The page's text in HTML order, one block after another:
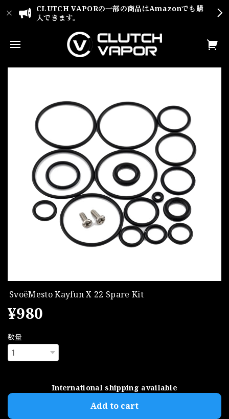
CLUTCH VAPORの一部の商品はAmazonでも購
入できます。
SvoëMesto Kayfun X 22 Spare Kit
¥980
数量
International shipping available
Add to cart